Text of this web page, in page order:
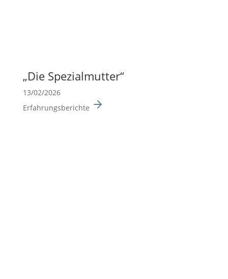
„Die Spezi­al­mutter“
13/02/2026
Erfahrungsberichte